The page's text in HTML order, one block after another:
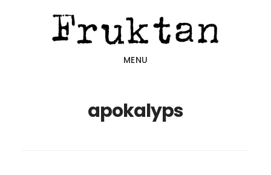
MENU
apokalyps